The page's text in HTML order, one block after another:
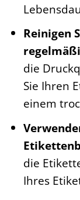
Reinigen
die
Sie Ihren
einem
die
Ihres